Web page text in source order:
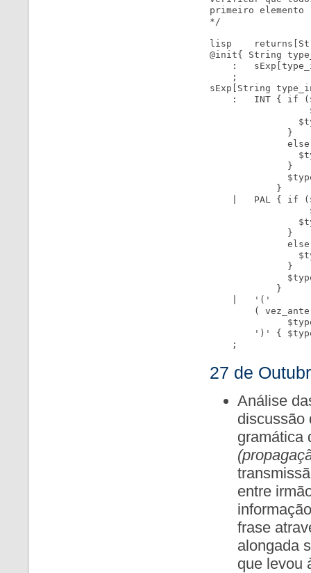
primeiro elemento
*/
lisp
@init{ String
:
    ;
sExp[String
:   INT { if
              }
              }
            }
|   PAL { if
              }
              }
            }
    |   '('
(
')' {
27 de
Análise
discussão
gramática
entre
frase
alongada
que levou